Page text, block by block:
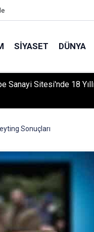
SIYASET DÜNYA
Sanayi Sitesi'nde 18
Sonuçları